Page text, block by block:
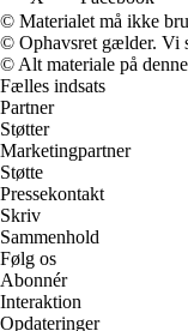
© Materialet må ikke
© Ophavsret gælder. Vi
© Alt materiale på
Fælles indsats
Partner
Støtter
Marketingpartner
Støtte
Pressekontakt
Skriv
Sammenhold
Følg os
Abonnér
Interaktion
Opdateringer